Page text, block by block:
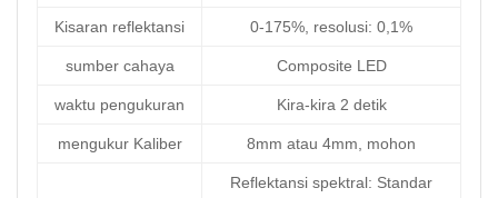
Kisaran reflektansi 0-175%, resolusi: 0,1%
sumber cahaya Composite LED
waktu pengukuran Kira-kira 2 detik
mengukur Kaliber 8mm atau 4mm, mohon
Reflektansi spektral: Standar